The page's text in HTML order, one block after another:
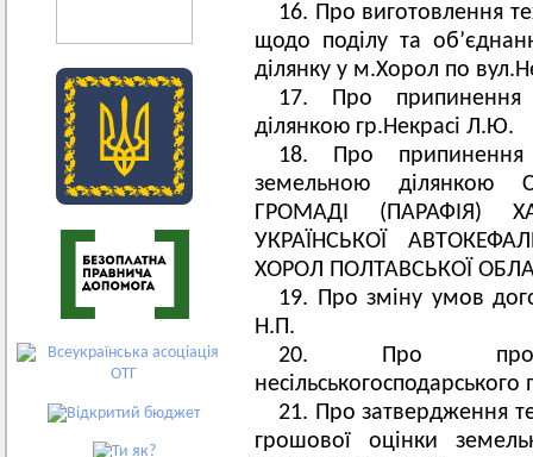
16. Про виготовлення
щодо поділу та
ділянку у м.Хорол по
17. Про припинення
ділянкою гр.Некрасі Л.Ю.
18. Про припинення
земельною ділянкою
ГРОМАДІ (ПАРАФІЯ)
УКРАЇНСЬКОЇ
ХОРОЛ ПОЛТАВСЬКОЇ
19. Про зміну умов
Н.П.
20. Про
21. Про затвердження
грошової оцінки